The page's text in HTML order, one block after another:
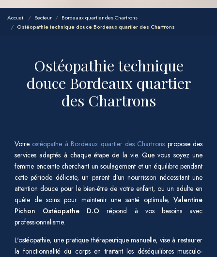
Accueil Secteur
Bordeaux quartier des Chartrons
Ostéopathie technique douce Bordeaux quartier des Chartrons
Ostéopathie technique
douce Bordeaux quartier
des Chartrons
Votre ostéopathe à Bordeaux quartier des Chartrons propose des
services adaptés à chaque étape de la vie. Que vous soyez une
femme enceinte cherchant un soulagement et un équilibre pendant
cette période délicate, un parent d’un nourrisson nécessitant une
attention douce pour le bien-être de votre enfant, ou un adulte en
quête de soins pour maintenir une santé optimale, Valentine
Pichon Ostéopathe D.O répond à vos besoins avec
professionnalisme.
L'ostéopathie, une pratique thérapeutique manuelle, vise à restaurer
la fonctionnalité du corps en traitant les déséquilibres musculo-